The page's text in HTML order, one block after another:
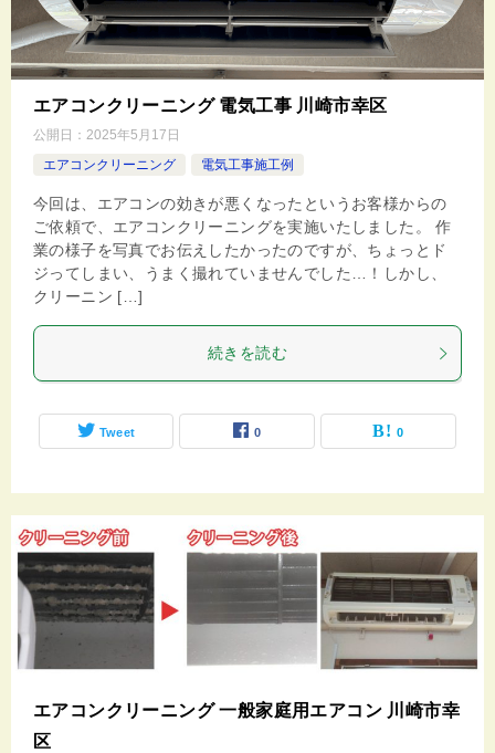
エアコンクリーニング 電気工事 川崎市幸区
公開日： 2025年5月17日
エアコンクリーニング
電気工事施工例
今回は、エアコンの効きが悪くなったというお客様からの
ご依頼で、エアコンクリーニングを実施いたしました。 作
業の様子を写真でお伝えしたかったのですが、ちょっとド
ジってしまい、うまく撮れていませんでした…！しかし、
クリーニン […]
続きを読む
Tweet 0 0
エアコンクリーニング 一般家庭用エアコン 川崎市幸
区